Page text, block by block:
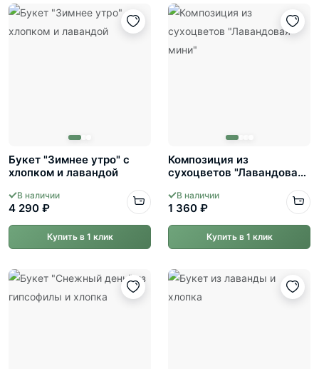
Букет "Зимнее утро" с
хлопком и лавандой
В наличии
4 290 ₽
Купить в 1 клик
Композиция из
сухоцветов "Лавандовая-
В наличии
1 360 ₽
Купить в 1 клик